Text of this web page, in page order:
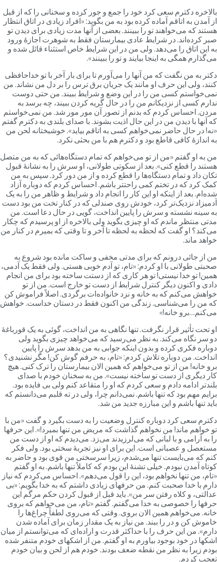
دکترم سعی کرد خود را جمع و جور کرده و سخنانی را که از قبل
آمدن به اتاقم آماده کرده بود به من بگوید: «افراد زیادی در اتاق انتظار
که می‌خواهند تو را ببینند. بعضی از آنها مدت زیادی برای دیدن تو
کرده‌اند. در شرایط عادی بیمارستان فقط به شوهرت اجازۀ ورود
این اتاق را می‌دهد. ولی من در این شرایط خاص استثناء قائل شده و
همگی به اینجا بیایند و تو را ببینند».
به من نگفت که من آنها را می‌آورم تا برای بار آخر با تو خداحافظی
ولی این حرف او مانند یک جریان برق ترس را بر دل من نشاند. من
کسی من را در این وضع و شرایط ببیند. من حتی دوست
کسی از نزدیکانم من را در حال گریه کردن ببیند، چه برسد به
احساس کردم که بدنم از تصور آن مور مور شد. من نمی‌خواستم
آنها با دیدن من در این حال اذیت بشوند. با صدای بلندی به دکترم گفتم
در حال حاضر نمی‌خواهم کسی به اتاقم بیاید». خوشبختانه لحن من
اندازۀ کافی قاطع بود و دکترم هم با من بحثی نکرد.
به او گفتم «من از تو می‌خواهم که تمام دستگاه‌هائی که به من متصل
را قطع کنی». بعد از سکوتی طولانی، او سرش را به نشانۀ قبول
داد و تمام دستگاه‌ها را قطع کرده و از من دور کرد. سپس به من
کرد که در تختم کمی راحتتر باشم. احساس کردم که دوباره آزاد
بعد از اینکه او این کار را انجام داد و شرایط و ظاهر من را به یک
نزدیک‌تر کرد، خودش روی صندلی که در کنار تخت من بود دست
سینه نشسته و سرش را پایین انداخت، گویی در حال دعا است. من
منتظر ماندم که او چیزی بگوید ولی بالاخره از او پرسیدم که چکار
او گفت که لحظه به لحظه تا آخر و تا وقتی که بمیرم در کنار من
ماند.
از جائی درونم که برای مدتی مخفی و ساکت مانده بود شروع به
طولانی با او کردم: «تام، تو آدم خوبی هستی. ولی فقط یک آدمی،
تو خدا نیستی! تو هر کاری که از دستت ساخته بود برای من انجام
و اکنون دیگر کنترل شرایط از دست تو خارج است. من از تو
می‌کنم که به خانه و نزد خانواده‌ات برگردی. اصلاً فراموش کن
من را می‌شناسی. زندگی من اکنون فقط در دستان خداست. خواهش
خانه!»
تحت تأثیر قرار نگرفت. تنها نگاهی به من انداخت، گوئی به یک قورباغۀ
سر نگاه می‌کند. به نظر می‌رسید که می‌خواهد چیزی بگوید ولی
فکری کرده و بدون اینکه جوابی به من بدهد سرش را پایین
من دوباره تلاش کردم: «تام، به حرفم گوش کن! مگر نشنیدی؟
خانه! من از تو می‌خواهم که همین الان بیمارستان را ترک کنی. هیچ
دیگری از دست تو ساخته نیست». من به سخنان خودم با صدای
ادامه دادم و سعی کردم که او را متقاعد کنم ولی بی فایده بود.
مهم بود که تنها باشم. نمی‌دانم چرا، ولی در ته قلبم می‌دانستم که
تنها باشم و این مبارزه جدید من شد.
سعی کرد دوباره کنترل وضعیت را به دست بگیرد و گفت «من با
خواهم ماند! من نخواهم گذاشت که مریض من تنها بمیرد!». این حرفها
به آرامی و با لبانی که می‌لرزیدند می‌زد. می‌دیدم که او از دست من
و عصبانی است. این برای او نیز تجربۀ سختی بود. ولی فکر
که می‌بایست تنها می‌شدم، زیرا سرسختی من قوی بود و حاضر به
آمدن نبودم. خیلی تشنۀ این بودم که کاملاً تنها باشم. به او گفتم
من تنها نخواهم بود، این را قول می‌دهم». احساس می‌کردم که نیاز
با خدا صحبت کنم. من حرفهای زیادی داشتم که به خدا بگویم: «بی
و کلاه رفتن سر من». باید قبل از قبول کردن حکم مرگم این
را خصوصی به خدا می‌گفتم. گفتم «تام، من می‌خواهم که بروی
می‌خواهم همین الان بروی. وقتی که می‌روی لطفاً چراغ‌ها را
کن و در را ببند. من نیاز به یک مقدار زمان برای آماده شدن
من این حرف را با حداکثر قدرت و اراده‌ای که می‌توانستم از میان
در خود بوجود بیاورم به او گفتم. من از اشکهای خودم متنفر شده
زیرا به نظر من نقطه ضعف بودند. خودم هم از لحن و بیان خودم
کردم.